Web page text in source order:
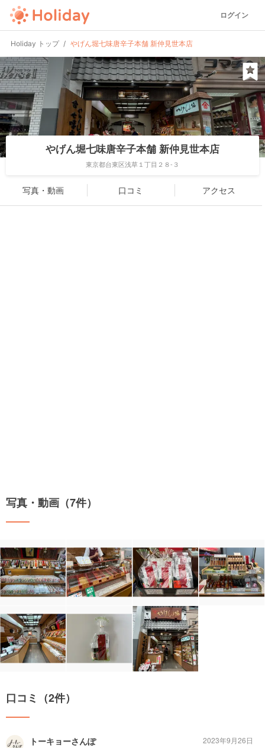
ログイン
Holiday トップ やげん堀七味唐辛子本舗 新仲見世本店
やげん堀七味唐辛子本舗 新仲見世本店
東京都台東区浅草１丁目２８-３
写真・動画 口コミ アクセス
写真・動画（7件）
口コミ（2件）
トーキョーさんぽ
2023年9月26日